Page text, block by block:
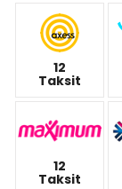
12
Taksit
12
Taksit